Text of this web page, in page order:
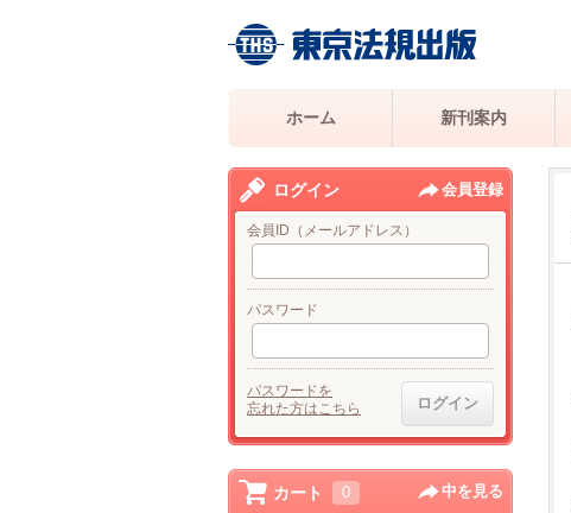
ホーム 新刊案内
ログイン 会員登録
会員ID（メールアドレス）
パスワード
パスワードを
忘れた方はこちら
カート 0 中を見る